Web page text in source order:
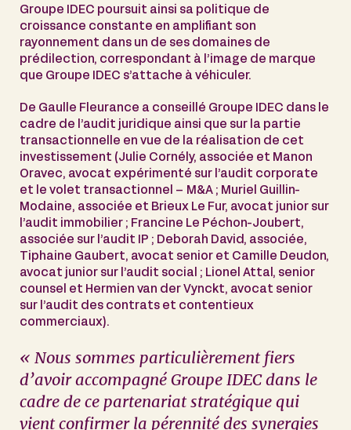
Groupe IDEC poursuit ainsi sa politique de
croissance constante en amplifiant son
rayonnement dans un de ses domaines de
prédilection, correspondant à l’image de marque
que Groupe IDEC s’attache à véhiculer.
De Gaulle Fleurance a conseillé Groupe IDEC dans le
cadre de l’audit juridique ainsi que sur la partie
transactionnelle en vue de la réalisation de cet
investissement (Julie Cornély, associée et Manon
Oravec, avocat expérimenté sur l’audit corporate
et le volet transactionnel – M&A ; Muriel Guillin-
Modaine, associée et Brieux Le Fur, avocat junior sur
l’audit immobilier ; Francine Le Péchon-Joubert,
associée sur l’audit IP ; Deborah David, associée,
Tiphaine Gaubert, avocat senior et Camille Deudon,
avocat junior sur l’audit social ; Lionel Attal, senior
counsel et Hermien van der Vynckt, avocat senior
sur l’audit des contrats et contentieux
commerciaux).
« Nous sommes particulièrement fiers
d’avoir accompagné Groupe IDEC dans le
cadre de ce partenariat stratégique qui
vient confirmer la pérennité des synergies